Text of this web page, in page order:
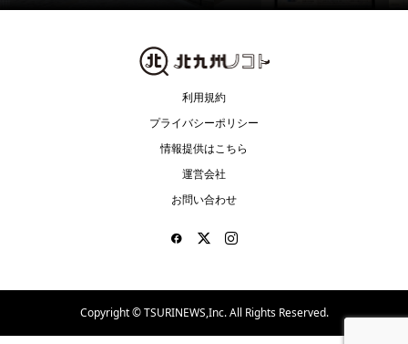
利用規約
プライバシーポリシー
情報提供はこちら
運営会社
お問い合わせ
Copyright ©TSURINEWS,Inc. All Rights Reserved.